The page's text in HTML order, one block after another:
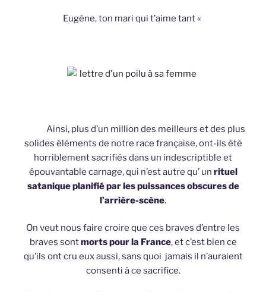
Eugène, ton mari qui t’aime tant «
Ainsi, plus d’un million des meilleurs et des plus
solides éléments de notre race française, ont-ils été
horriblement sacrifiés dans un indescriptible et
épouvantable carnage, qui n’est autre qu’ un rituel
satanique planifié par les puissances obscures de
l’arrière-scène.
On veut nous faire croire que ces braves d’entre les
braves sontmorts pour la France, et c’est bien ce
qu’ils ont cru eux aussi, sans quoi jamais il n’auraient
consenti à ce sacrifice.